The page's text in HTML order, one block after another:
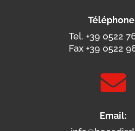
Tel. +39 0522
Fax +39 0522

Email: